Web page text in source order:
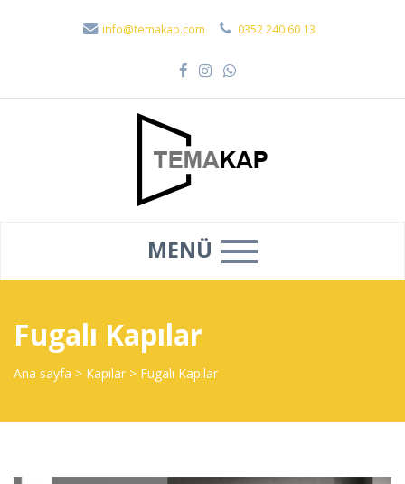
info@temakap.com 0352 240 60 13
MENÜ
Fugalı Kapılar
Ana sayfa > Kapılar > Fugalı Kapılar